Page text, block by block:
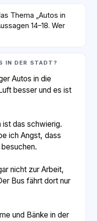
Thema „Autos in
14–18. Wer
IN DER STADT?
Autos in die
besser und es ist
ist das schwierig.
ich Angst, dass
nicht zur Arbeit,
Bus fährt dort nur
und Bänke in der